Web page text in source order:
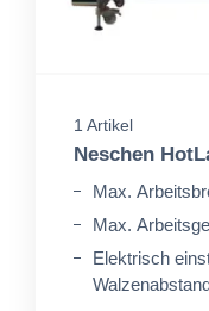
1 Artikel
Neschen
Max.
Max.
Elektrisch